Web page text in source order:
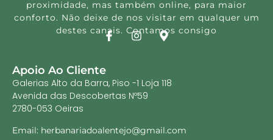
proximidade, mas também online, para maior
conforto. Não deixe de nos visitar em qualquer um
destes canais. Contamos consigo
Apoio Ao Cliente
Galerias Alto da Barra, Piso -1 Loja 118
Avenida das Descobertas Nº59
2780-053 Oeiras
Email: herbanariadoalentejo@gmail.com